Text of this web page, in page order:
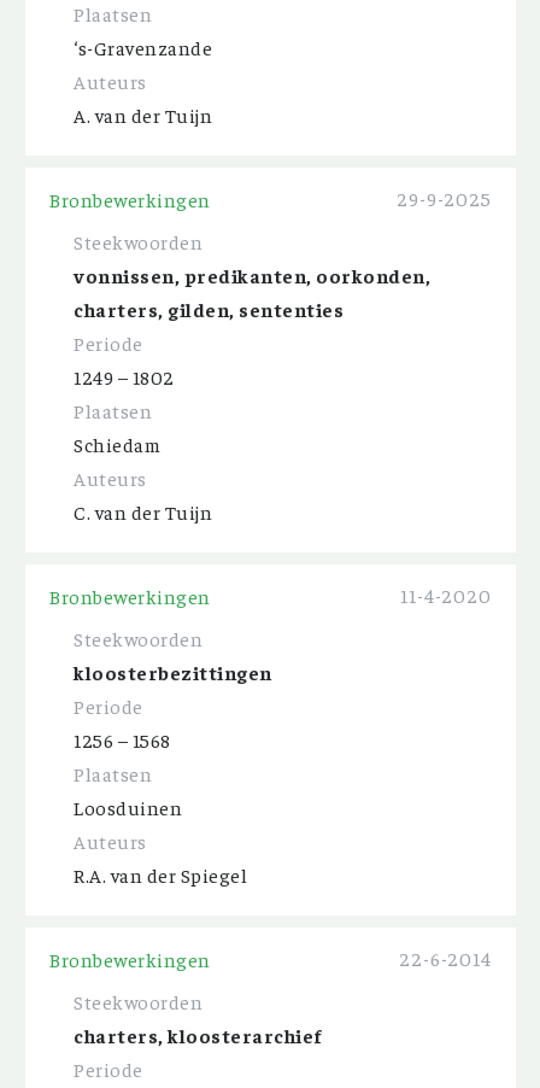
Plaatsen
‘s-Gravenzande
Auteurs
A. van der Tuijn
Bronbewerkingen
29-9-2025
Steekwoorden
vonnissen, predikanten, oorkonden,
charters, gilden, sententies
Periode
1249 – 1802
Plaatsen
Schiedam
Auteurs
C. van der Tuijn
Bronbewerkingen
11-4-2020
Steekwoorden
kloosterbezittingen
Periode
1256 – 1568
Plaatsen
Loosduinen
Auteurs
R.A. van der Spiegel
Bronbewerkingen
22-6-2014
Steekwoorden
charters, kloosterarchief
Periode